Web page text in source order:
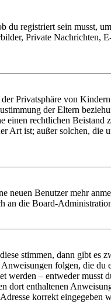
registriert sein musst,
Private Nachrichten,
Privatsphäre von
der Eltern
rechtlichen
Art ist; außer solchen,
Benutzer mehr
an die Board-
stimmen, dann gibt es
folgen, die
– entweder musst
enthaltenen
korrekt eingegeben